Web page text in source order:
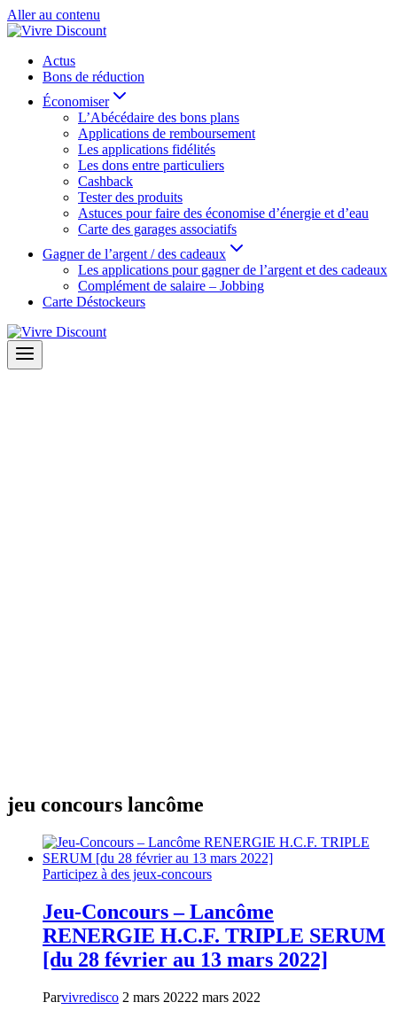
Aller au contenu
Actus
Bons de réduction
Économiser
L’Abécédaire des bons plans
Applications de remboursement
Les applications fidélités
Les dons entre particuliers
Cashback
Tester des produits
Astuces pour faire des économise d’énergie et d’eau
Carte des garages associatifs
Gagner de l’argent / des cadeaux
Les applications pour gagner de l’argent et des cadeaux
Complément de salaire – Jobbing
Carte Déstockeurs
jeu concours lancôme
Participez à des jeux-concours
Jeu-Concours – Lancôme
RENERGIE H.C.F. TRIPLE SERUM
[du 28 février au 13 mars 2022]
Parvivredisco 2 mars 20222 mars 2022